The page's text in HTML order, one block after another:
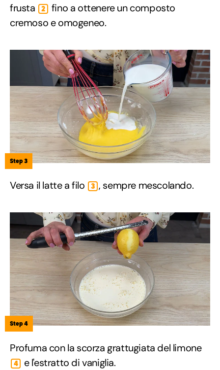
frusta
2
fino a ottenere un composto
cremoso e omogeneo.
Step 3
Versa il latte a filo 3 , sempre mescolando.
Step 4
Profuma con la scorza grattugiata del limone
4 e l'estratto di vaniglia.